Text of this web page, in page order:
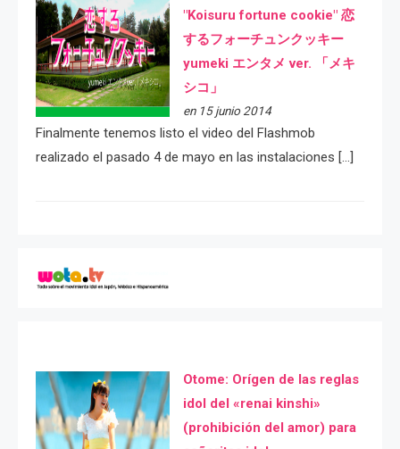
"Koisuru fortune cookie" 恋
するフォーチュンクッキー
yumeki エンタメ ver. 「メキ
シコ」
en 15 junio 2014
Finalmente tenemos listo el video del Flashmob
realizado el pasado 4 de mayo en las instalaciones […]
Otome: Orígen de las reglas
idol del «renai kinshi»
(prohibición del amor) para